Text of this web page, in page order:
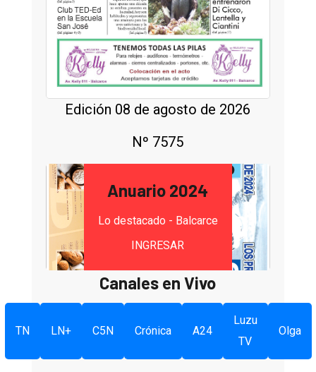
Edición 08 de agosto de 2026
Nº 7575
Anuario 2024
Lo destacado - Balcarce
INGRESAR
Canales en Vivo
TN LN+ C5N Crónica A24
Luzu
TV
Olga